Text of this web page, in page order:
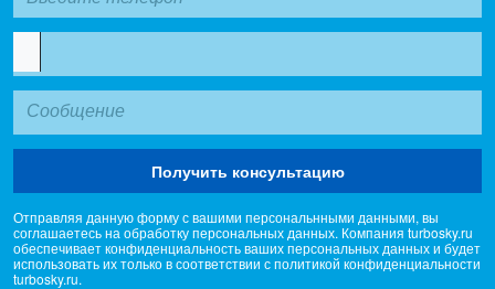
Получить консультацию
Отправляя данную форму с вашими персональнными данными, вы
соглашаетесь на обработку персональных данных. Компания turbosky.ru
обеспечивает конфиденциальность ваших персональных данных и будет
использовать их только в соответствии с политикой конфиденциальности
turbosky.ru.